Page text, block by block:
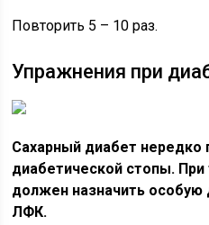
Повторить 5 – 10 раз.
Упражнения при
Сахарный диабет нередко
диабетической стопы.
должен назначить
ЛФК.